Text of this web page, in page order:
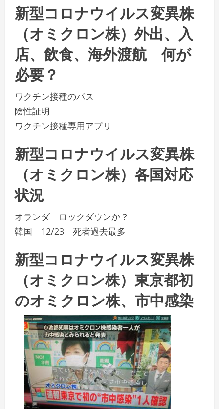
新型コロナウイルス変異株
（オミクロン株）外出、入
店、飲食、海外渡航 何が
必要？
ワクチン接種のパス
陰性証明
ワクチン接種専用アプリ
新型コロナウイルス変異株
（オミクロン株）各国対応
状況
オランダ ロックダウンか？
韓国 12/23 死者過去最多
新型コロナウイルス変異株
（オミクロン株）東京都初
のオミクロン株、市中感染